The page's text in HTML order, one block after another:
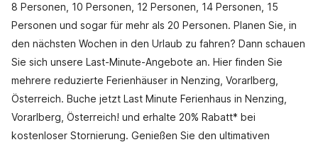
8 Personen, 10 Personen, 12 Personen, 14 Personen, 15
Personen und sogar für mehr als 20 Personen. Planen Sie, in
den nächsten Wochen in den Urlaub zu fahren? Dann schauen
Sie sich unsere Last-Minute-Angebote an. Hier finden Sie
mehrere reduzierte Ferienhäuser in Nenzing, Vorarlberg,
Österreich. Buche jetzt Last Minute Ferienhaus in Nenzing,
Vorarlberg, Österreich! und erhalte 20% Rabatt* bei
kostenloser Stornierung. Genießen Sie den ultimativen